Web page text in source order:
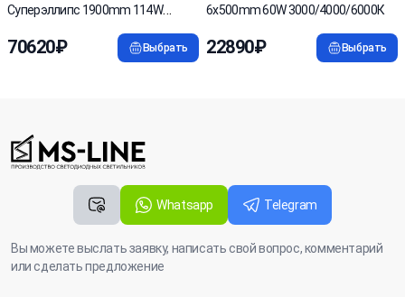
Суперэллипс 1900mm 114W
70620₽ Выбрать
6x500mm 60W 3000/4000/6000К
22890₽ Выбрать
Whatsapp Telegram
Вы можете выслать заявку, написать свой вопрос, комментарий
или сделать предложение